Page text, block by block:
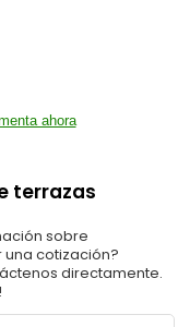
ahora
terrazas
sobre
cotización?
directamente.